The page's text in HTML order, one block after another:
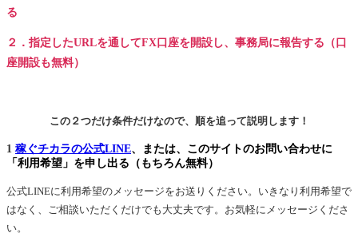
る
２．指定したURLを通してFX口座を開設し、事務局に報告する（口
座開設も無料）
この２つだけ条件だけなので、順を追って説明します！
1 稼ぐチカラの公式LINE、または、このサイトのお問い合わせに
「利用希望」を申し出る（もちろん無料）
公式LINEに利用希望のメッセージをお送りください。いきなり利用希望で
はなく、ご相談いただくだけでも大丈夫です。お気軽にメッセージくださ
い。